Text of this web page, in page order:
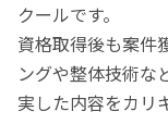
クールです。
資格取得後も案件
ングや整体技術な
実した内容をカリ